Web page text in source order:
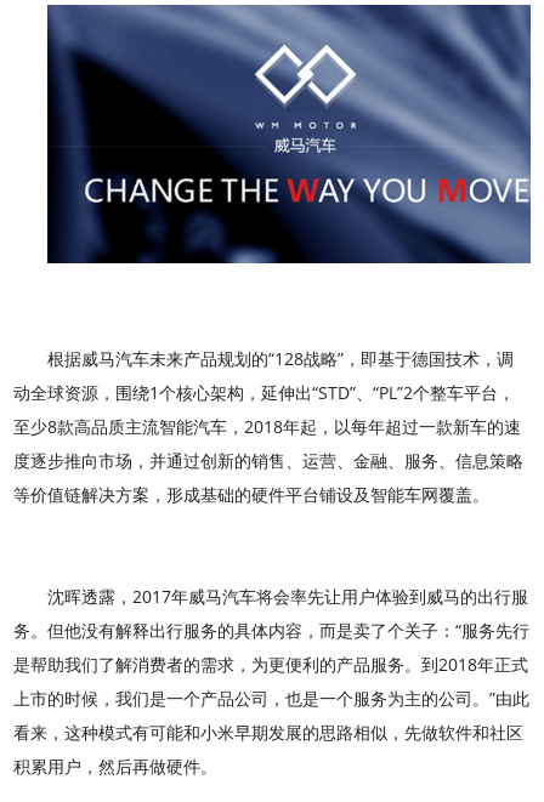
根据威马汽车未来产品规划的“128战略”，即基于德国技术，调
动全球资源，围绕1个核心架构，延伸出“STD”、“PL”2个整车平台，
至少8款高品质主流智能汽车，2018年起，以每年超过一款新车的速
度逐步推向市场，并通过创新的销售、运营、金融、服务、信息策略
等价值链解决方案，形成基础的硬件平台铺设及智能车网覆盖。
沈晖透露，2017年威马汽车将会率先让用户体验到威马的出行服
务。但他没有解释出行服务的具体内容，而是卖了个关子：“服务先行
是帮助我们了解消费者的需求，为更便利的产品服务。到2018年正式
上市的时候，我们是一个产品公司，也是一个服务为主的公司。”由此
看来，这种模式有可能和小米早期发展的思路相似，先做软件和社区
积累用户，然后再做硬件。